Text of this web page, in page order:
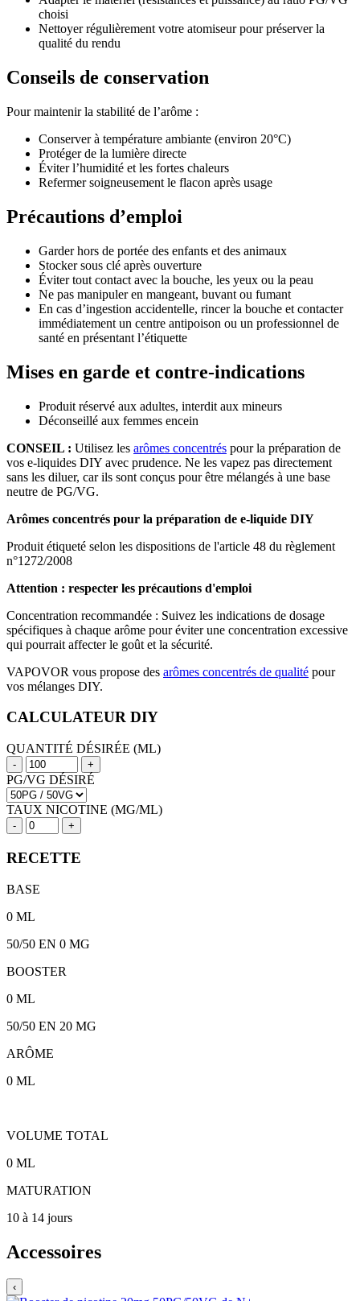
choisi
Nettoyer régulièrement votre atomiseur pour préserver la
qualité du rendu
Conseils de conservation
Pour maintenir la stabilité de l’arôme :
Conserver à température ambiante (environ 20°C)
Protéger de la lumière directe
Éviter l’humidité et les fortes chaleurs
Refermer soigneusement le flacon après usage
Précautions d’emploi
Garder hors de portée des enfants et des animaux
Stocker sous clé après ouverture
Éviter tout contact avec la bouche, les yeux ou la peau
Ne pas manipuler en mangeant, buvant ou fumant
En cas d’ingestion accidentelle, rincer la bouche et contacter
immédiatement un centre antipoison ou un professionnel de
santé en présentant l’étiquette
Mises en garde et contre-indications
Produit réservé aux adultes, interdit aux mineurs
Déconseillé aux femmes encein
CONSEIL : Utilisez les arômes concentrés pour la préparation de
vos e-liquides DIY avec prudence. Ne les vapez pas directement
sans les diluer, car ils sont conçus pour être mélangés à une base
neutre de PG/VG.
Arômes concentrés pour la préparation de e-liquide DIY
Produit étiqueté selon les dispositions de l'article 48 du règlement
n°1272/2008
Attention : respecter les précautions d'emploi
Concentration recommandée : Suivez les indications de dosage
spécifiques à chaque arôme pour éviter une concentration excessive
qui pourrait affecter le goût et la sécurité.
VAPOVOR vous propose des arômes concentrés de qualité pour
vos mélanges DIY.
CALCULATEUR DIY
QUANTITÉ DÉSIRÉE (ML)
- +
PG/VG DÉSIRÉ
TAUX NICOTINE (MG/ML)
- +
RECETTE
BASE
0 ML
50/50 EN 0 MG
BOOSTER
0 ML
50/50 EN 20 MG
ARÔME
0 ML
VOLUME TOTAL
0 ML
MATURATION
10 à 14 jours
Accessoires
‹